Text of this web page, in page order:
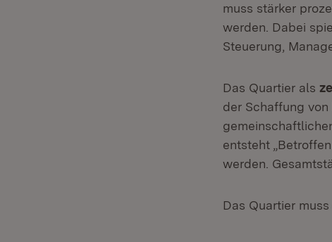
muss stärker
werden. Dabei
Steuerung,
Das Quartier als
der Schaffung
entsteht
werden.
Das Quartier